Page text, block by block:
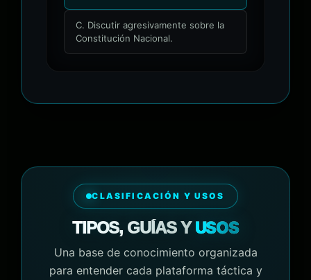
C. Discutir agresivamente sobre la
Constitución Nacional.
CLASIFICACIÓN Y USOS
TIPOS, GUÍAS YUSOS
Una base de conocimiento organizada
para entender cada plataforma táctica y